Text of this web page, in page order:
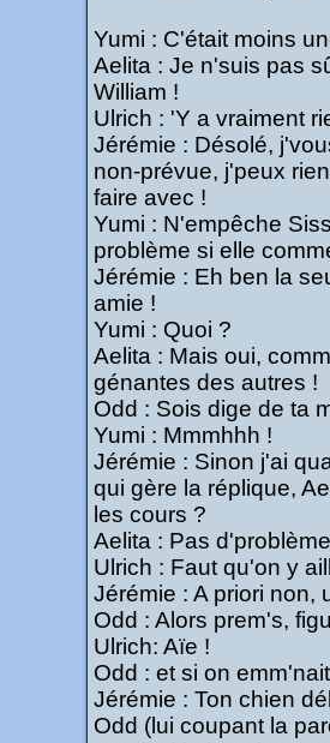
Yumi : C'était moins
Aelita : Je n'suis pas
William !
Ulrich : 'Y a vraiment
Jérémie : Désolé,
non-prévue, j'peux
faire avec !
Yumi : N'empêche
problème si elle
Jérémie : Eh ben la
amie !
Yumi : Quoi ?
Aelita : Mais oui,
génantes des autres !
Odd : Sois dige de ta
Yumi : Mmmhhh !
Jérémie : Sinon j'ai
qui gère la réplique,
les cours ?
Aelita : Pas
Ulrich : Faut qu'on y
Jérémie : A priori non,
Odd : Alors prem's,
Ulrich: Aïe !
Odd : et si on
Jérémie : Ton chien
Odd (lui coupant la